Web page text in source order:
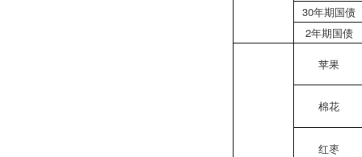
30年期国债
2年期国债
苹果
棉花
红枣